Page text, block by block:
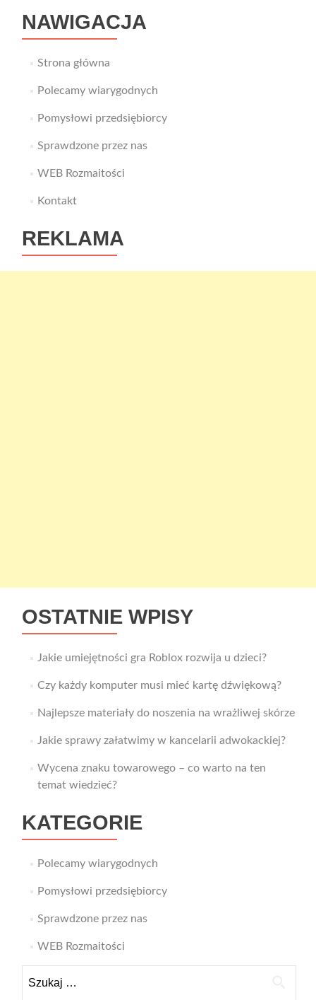
NAWIGACJA
Strona główna
Polecamy wiarygodnych
Pomysłowi przedsiębiorcy
Sprawdzone przez nas
WEB Rozmaitości
Kontakt
REKLAMA
OSTATNIE WPISY
Jakie umiejętności gra Roblox rozwija u dzieci?
Czy każdy komputer musi mieć kartę dźwiękową?
Najlepsze materiały do noszenia na wrażliwej skórze
Jakie sprawy załatwimy w kancelarii adwokackiej?
Wycena znaku towarowego – co warto na ten
temat wiedzieć?
KATEGORIE
Polecamy wiarygodnych
Pomysłowi przedsiębiorcy
Sprawdzone przez nas
WEB Rozmaitości